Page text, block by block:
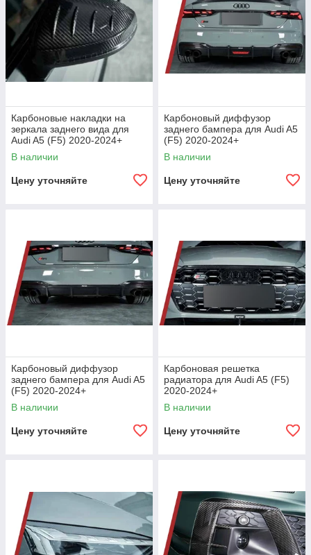
Карбоновые накладки на
зеркала заднего вида для
Audi A5 (F5) 2020-2024+
В наличии
Цену уточняйте
Карбоновый диффузор
заднего бампера для Audi A5
(F5) 2020-2024+
В наличии
Цену уточняйте
Карбоновый диффузор
заднего бампера для Audi A5
(F5) 2020-2024+
В наличии
Цену уточняйте
Карбоновая решетка
радиатора для Audi A5 (F5)
2020-2024+
В наличии
Цену уточняйте